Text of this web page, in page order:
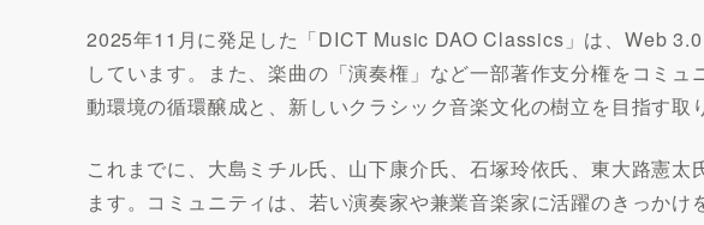
2025年11月に発足した「DICT Music DAO Classics」は、Web
しています。また、楽曲の「演奏権」など一部著作支分権をコミ
動環境の循環醸成と、新しいクラシック音楽文化の樹立を目指す取
これまでに、大島ミチル氏、山下康介氏、石塚玲依氏、東大路憲
ます。コミュニティは、若い演奏家や兼業音楽家に活躍のきっか